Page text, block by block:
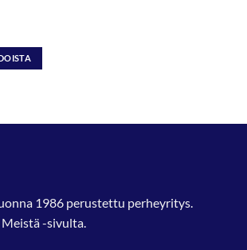
1986 perustettu perheyritys.
-sivulta.